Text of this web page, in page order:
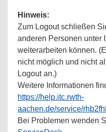
Hinweis:
Zum Logout schließen
anderen Personen unter
weiterarbeiten können.
nicht möglich und nicht
Logout an.)
Weitere Informationen
https://help.itc.rwth-
aachen.de/service/
Bei Problemen wenden